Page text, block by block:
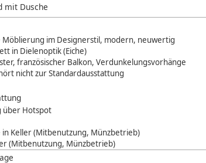
mit Dusche
Möblierung im Designerstil, modern, neuwertig
in Dielenoptik (Eiche)
französischer Balkon, Verdunkelungsvorhänge
nicht zur Standardausstattung
über Hotspot
in Keller (Mitbenutzung, Münzbetrieb)
(Mitbenutzung, Münzbetrieb)